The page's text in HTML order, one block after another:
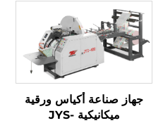
جهاز صناعة أكياس ورقية
ميكانيكية JYS-